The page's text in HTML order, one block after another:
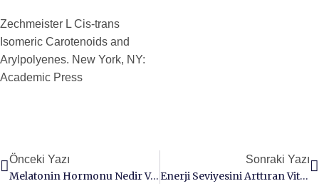
Zechmeister L Cis-trans
Isomeric Carotenoids and
Arylpolyenes. New York, NY:
Academic Press
Önceki Yazı
Melatonin Hormonu Nedir Ve Önemi
Sonraki Yazı
Enerji Seviyesini Arttıran Vitamin Ve Mineraller